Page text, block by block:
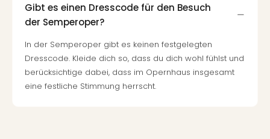
Gibt es einen Dresscode für den Besuch
der Semperoper?
In der Semperoper gibt es keinen festgelegten
Dresscode. Kleide dich so, dass du dich wohl fühlst und
berücksichtige dabei, dass im Opernhaus insgesamt
eine festliche Stimmung herrscht.